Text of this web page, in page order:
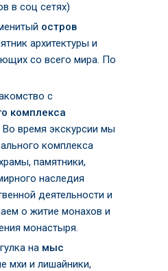
в соц сетях)
остров
архитектуры и
со всего мира. По
с
комплекса
Во время экскурсии мы
комплекса
памятники,
наследия
деятельности и
о житие монахов и
монастыря.
на мыс
мхи и лишайники,